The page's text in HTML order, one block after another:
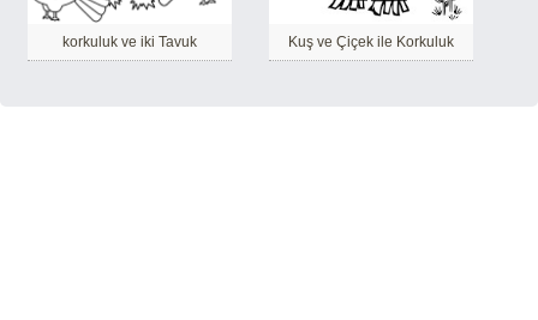
korkuluk ve iki Tavuk Kuş ve Çiçek ile Korkuluk